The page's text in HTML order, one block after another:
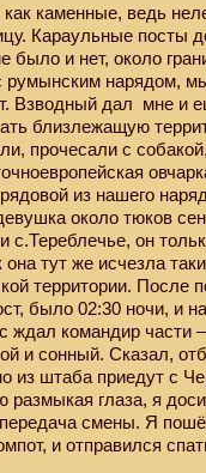
каменные, ведь
Караульные посты
было и нет, около
нарядом,
Взводный дал мне и
близлежащую
прочесали с
из нашего
около тюков
с.Тереблечье, он
она тут же исчезла
территории. После
было 02:30 ночи, и
ждал командир части
и сонный. Сказал,
из штаба приедут с
размыкая глаза, я
смены. Я
и отправился